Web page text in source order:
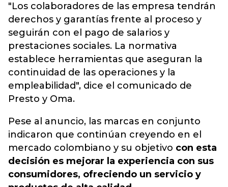
"Los colaboradores de las empresa tendrán
derechos y garantías frente al proceso y
seguirán con el pago de salarios y
prestaciones sociales. La normativa
establece herramientas que aseguran la
continuidad de las operaciones y la
empleabilidad", dice el comunicado de
Presto y Oma.
Pese al anuncio, las marcas en conjunto
indicaron que continúan creyendo en el
mercado colombiano y su objetivo con esta
decisión es mejorar la experiencia con sus
consumidores, ofreciendo un servicio y